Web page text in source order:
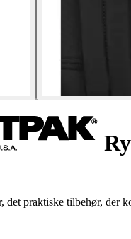
det praktiske tilbehør, der